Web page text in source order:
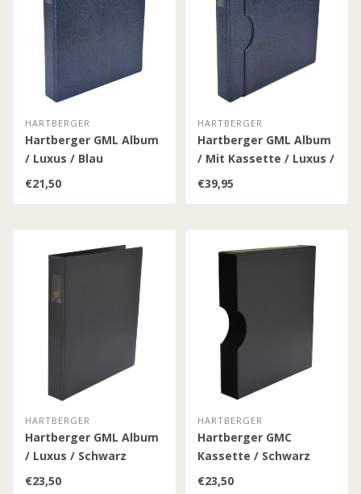
HARTBERGER
Hartberger GML Album
/ Luxus / Blau
€21,50
HARTBERGER
Hartberger GML Album
/ Mit Kassette / Luxus /
Blau
€39,95
HARTBERGER
Hartberger GML Album
/ Luxus / Schwarz
€23,50
HARTBERGER
Hartberger GMC
Kassette / Schwarz
€23,50